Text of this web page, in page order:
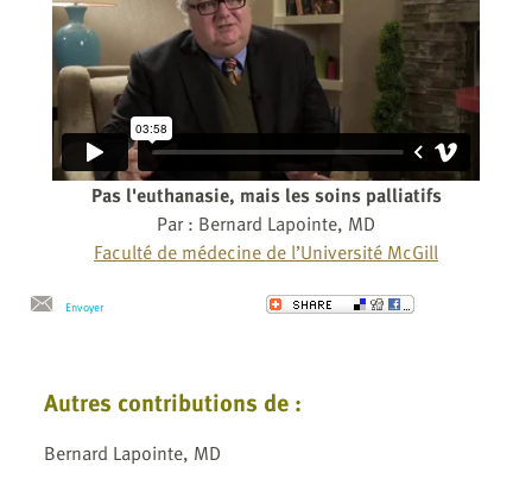
Pas l'euthanasie, mais les soins palliatifs
Par : Bernard Lapointe, MD
Faculté de médecine de l’Université McGill
Envoyer
Autres contributions de :
Bernard Lapointe, MD